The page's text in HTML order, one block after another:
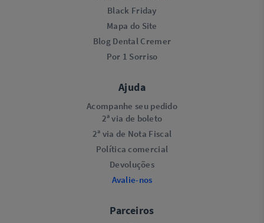
Black Friday
Mapa do Site
Blog Dental Cremer
Por 1 Sorriso
Ajuda
Acompanhe seu pedido
2ª via de boleto
2ª via de Nota Fiscal
Política comercial
Devoluções
Avalie-nos
Parceiros